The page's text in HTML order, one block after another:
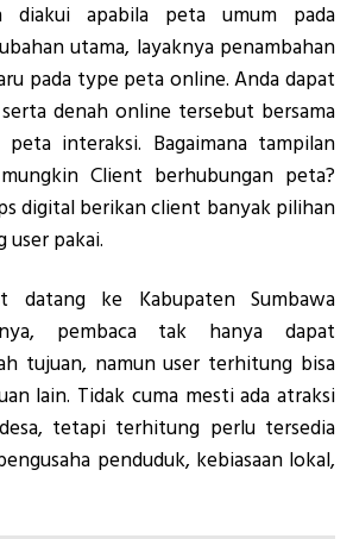
diakui apabila peta umum pada
utama, layaknya penambahan
pada type peta online. Anda dapat
denah online tersebut bersama
interaksi. Bagaimana tampilan
Client berhubungan peta?
digital berikan client banyak pilihan
pakai.
datang ke Kabupaten Sumbawa
pembaca tak hanya dapat
tujuan, namun user terhitung bisa
lain. Tidak cuma mesti ada atraksi
tetapi terhitung perlu tersedia
penduduk, kebiasaan lokal,